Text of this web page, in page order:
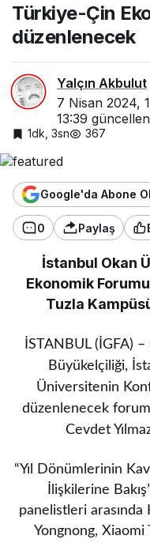
Türkiye-Çin
düzenlenecek
Yalçın Akbulut
7 Nisan 2024,
13:39
1dk, 3sn 367
Google'da Abone Ol
0 Paylaş
İstanbul Okan
Ekonomik
Tuzla
İSTANBUL (İGFA)
Büyükelçiliği,
Üniversitenin
düzenlenecek
Cevdet
“Yıl Dönümlerinin
İlişkilerine
panelistleri
Yongnong,